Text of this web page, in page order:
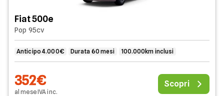
Fiat 500e
Pop 95cv
Anticipo 4.000€ Durata 60 mesi 100.000km inclusi
352€
al meseIVAinc.
Scopri